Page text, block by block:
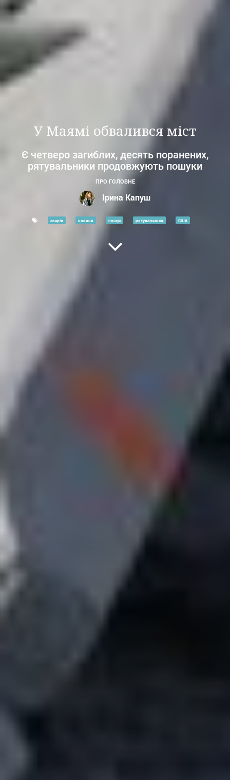
У Маямі обвалився міст
Є четверо загиблих, десять поранених,
рятувальники продовжують пошуки
ПРО ГОЛОВНЕ
Ірина Капуш
аварія новини пошук рятувальники США